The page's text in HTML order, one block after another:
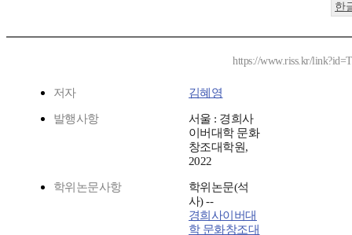
한
https://www.riss.kr/
저자 김혜영
발행사항
서울 : 경희사
이버대학 문화
창조대학원,
2022
학위논문사항
학위논문(석
사) --
경희사이버대
학 문화창조대